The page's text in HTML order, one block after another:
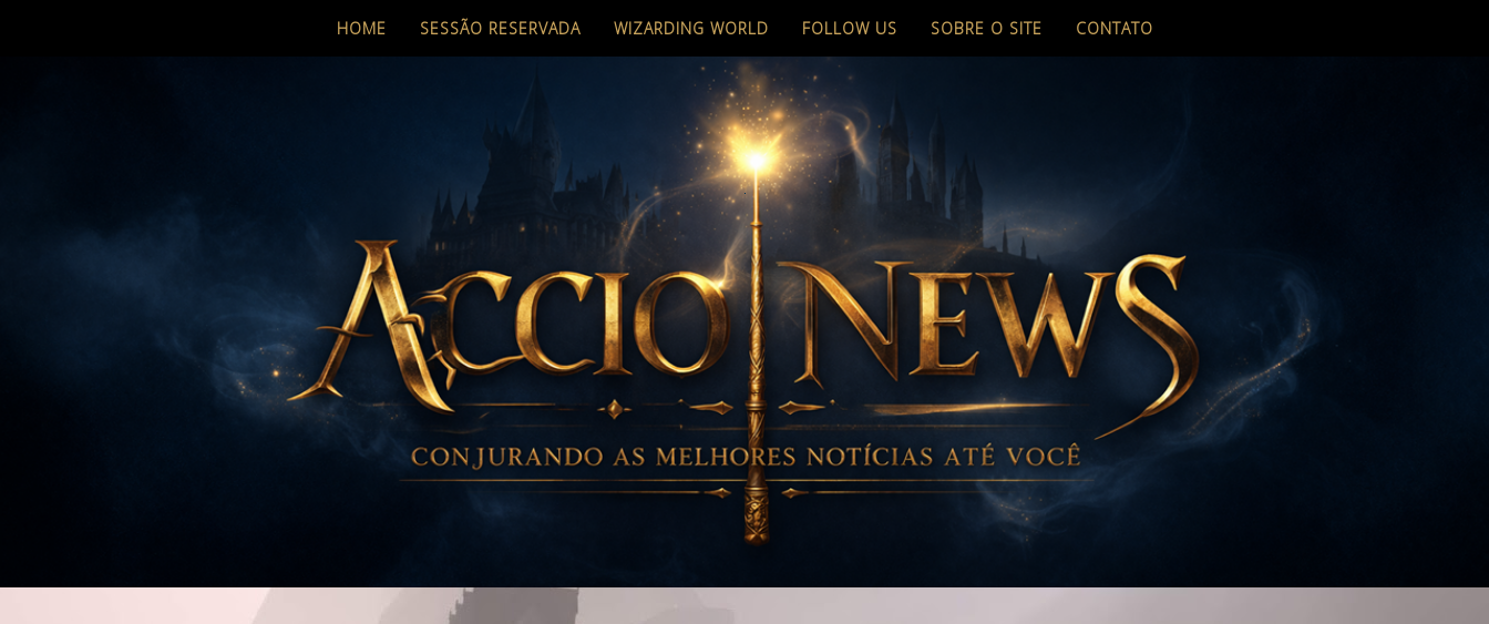
HOME SESSÃO RESERVADA WIZARDING WORLD FOLLOW US SOBRE O SITE CONTATO